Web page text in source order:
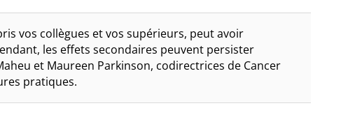
vos collègues et vos supérieurs, peut avoir
les effets secondaires peuvent persister
et Maureen Parkinson, codirectrices de Cancer
pratiques.